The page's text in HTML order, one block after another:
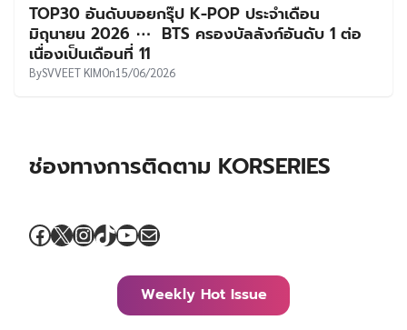
TOP30 อันดับบอยกรุ๊ป K-POP ประจำเดือน
มิถุนายน 2026 ⋯ BTS ครองบัลลังก์อันดับ 1 ต่อ
เนื่องเป็นเดือนที่ 11
BySVVEET KIMOn15/06/2026
ช่องทางการติดตาม KORSERIES
Facebook
X Instagram
TikTok
YouTube
Mail
Weekly Hot Issue